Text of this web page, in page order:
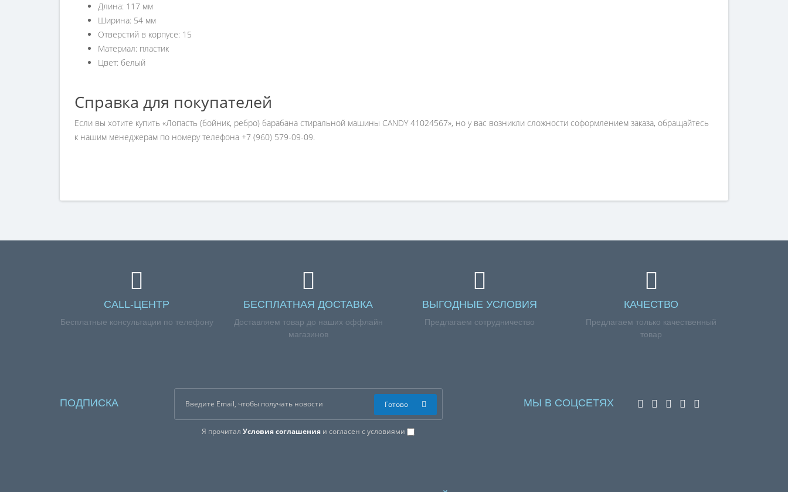
Длина: 117 мм
Ширина: 54 мм
Отверстий в корпусе: 15
Материал: пластик
Цвет: белый
Справка для покупателей
Если вы хотите купить «Лопасть (бойник, ребро) барабана стиральной машины CANDY 41024567», но у вас возникли сложности соформлением заказа, обращайтесь
к нашим менеджерам по номеру телефона +7 (960) 579-09-09.
CALL-ЦЕНТР
Бесплатные консультации по телефону
БЕСПЛАТНАЯ ДОСТАВКА
Доставляем товар до наших оффлайн
магазинов
ВЫГОДНЫЕ УСЛОВИЯ
Предлагаем сотрудничество
КАЧЕСТВО
Предлагаем только качественный
товар
ПОДПИСКА
Я прочиталУсловия соглашения и согласен с условиями
Готово МЫ В СОЦСЕТЯХ